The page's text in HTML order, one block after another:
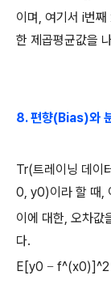
이며, 여기서 i번째
한 제곱평균값을
8.편향(Bias)와
Tr(트레이닝 데이
0, y0)이라 할 때,
이에 대한, 오차값
다.
E[y0 − f^(x0)]^2